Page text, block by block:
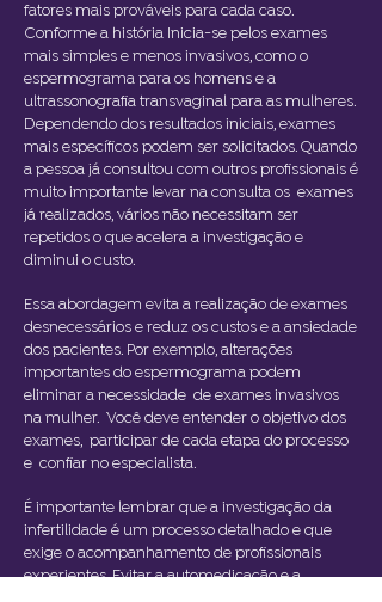
fatores mais prováveis para cada caso.
Conforme a história Inicia-se pelos exames
mais simples e menos invasivos, como o
espermograma para os homens e a
ultrassonografia transvaginal para as mulheres.
Dependendo dos resultados iniciais, exames
mais específicos podem ser solicitados. Quando
a pessoa já consultou com outros profissionais é
muito importante levar na consulta os exames
já realizados, vários não necessitam ser
repetidos o que acelera a investigação e
diminui o custo.
Essa abordagem evita a realização de exames
desnecessários e reduz os custos e a ansiedade
dos pacientes. Por exemplo, alterações
importantes do espermograma podem
eliminar a necessidade de exames invasivos
na mulher. Você deve entender o objetivo dos
exames, participar de cada etapa do processo
e confiar no especialista.
É importante lembrar que a investigação da
infertilidade é um processo detalhado e que
exige o acompanhamento de profissionais
experientes. Evitar a automedicação e a